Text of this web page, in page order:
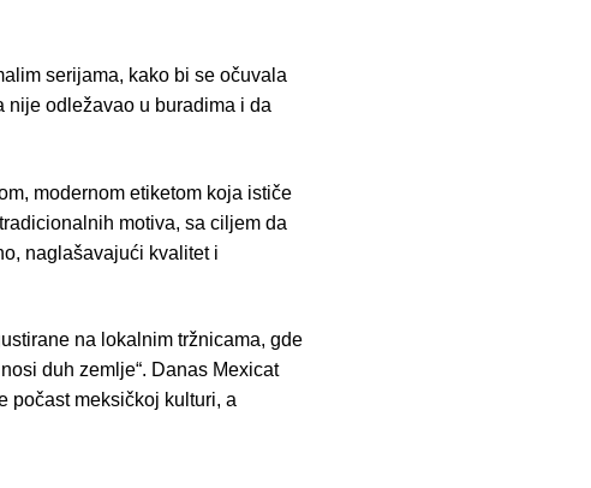
serijama, kako bi se očuvala
nije odležavao u buradima i da
modernom etiketom koja ističe
motiva, sa ciljem da
naglašavajući kvalitet i
na lokalnim tržnicama, gde
duh zemlje“. Danas Mexicat
počast meksičkoj kulturi, a